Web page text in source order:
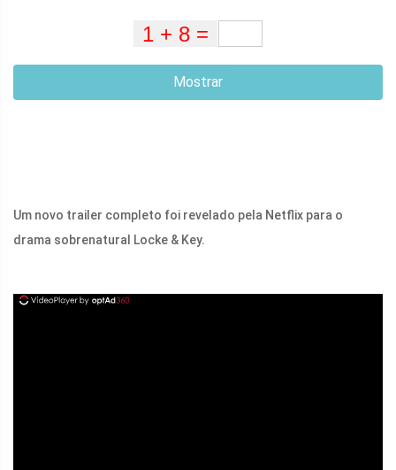
Mostrar
Um novo trailer completo foi revelado pela Netflix para o
drama sobrenatural Locke & Key.